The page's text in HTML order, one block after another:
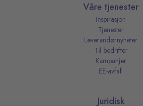
Våre tjenester
Inspirasjon
Tjenester
Leverandørnyheter
Til bedrifter
Kampanjer
EE-avfall
Juridisk